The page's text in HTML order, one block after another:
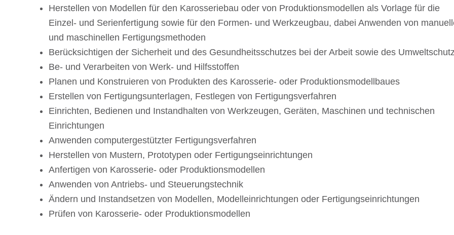
Herstel­len von Model­len für den Karos­se­rie­bau oder von Produk­ti­ons­mo­del­len als Vorlage für die
Einzel- und Seri­en­fer­ti­gung sowie für den Formen- und Werk­zeug­bau, dabei Anwen­den von
und maschi­nel­len Fertigungsmethoden
Berück­sich­ti­gen der Sicher­heit und des Gesund­heits­schut­zes bei der Arbeit sowie des
Be- und Verar­bei­ten von Werk- und Hilfsstoffen
Planen und Konstru­ie­ren von Produk­ten des Karos­se­rie- oder Produktionsmodellbaues
Erstel­len von Ferti­gungs­un­ter­la­gen, Fest­le­gen von Fertigungsverfahren
Einrich­ten, Bedie­nen und Instand­hal­ten von Werk­zeu­gen, Gerä­ten, Maschi­nen und tech­ni­schen
Einrichtungen
Anwen­den compu­ter­ge­stütz­ter Fertigungsverfahren
Herstel­len von Mustern, Proto­ty­pen oder Fertigungseinrichtungen
Anfer­ti­gen von Karos­se­rie- oder Produktionsmodellen
Anwen­den von Antriebs- und Steuerungstechnik
Ändern und Instand­set­zen von Model­len, Modell­ein­rich­tun­gen oder Fertigungseinrichtungen
Prüfen von Karos­se­rie- oder Produktionsmodellen